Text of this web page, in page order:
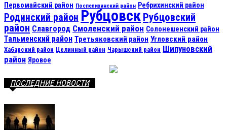
Первомайский район Поспелихинский район Ребрихинский район
Родинский район Рубцовск Рубцовский
район Славгород Смоленский район Солонешенский район
Тальменский район Третьяковский район Угловский район
Хабарский район Целинный район Чарышский район Шипуновский
район Яровое
ПОСЛЕДНИЕ НОВОСТИ